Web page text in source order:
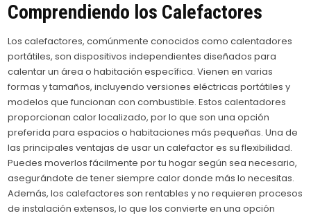
Comprendiendo los Calefactores
Los calefactores, comúnmente conocidos como calentadores
portátiles, son dispositivos independientes diseñados para
calentar un área o habitación específica. Vienen en varias
formas y tamaños, incluyendo versiones eléctricas portátiles y
modelos que funcionan con combustible. Estos calentadores
proporcionan calor localizado, por lo que son una opción
preferida para espacios o habitaciones más pequeñas. Una de
las principales ventajas de usar un calefactor es su flexibilidad.
Puedes moverlos fácilmente por tu hogar según sea necesario,
asegurándote de tener siempre calor donde más lo necesitas.
Además, los calefactores son rentables y no requieren procesos
de instalación extensos, lo que los convierte en una opción